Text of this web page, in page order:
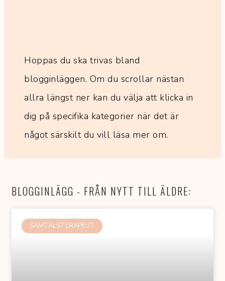
Hoppas du ska trivas bland
blogginläggen. Om du scrollar nästan
allra längst ner kan du välja att klicka in
dig på specifika kategorier när det är
något särskilt du vill läsa mer om.
BLOGGINLÄGG - FRÅN NYTT TILL ÄLDRE:
SAMTALSTERAPEUT